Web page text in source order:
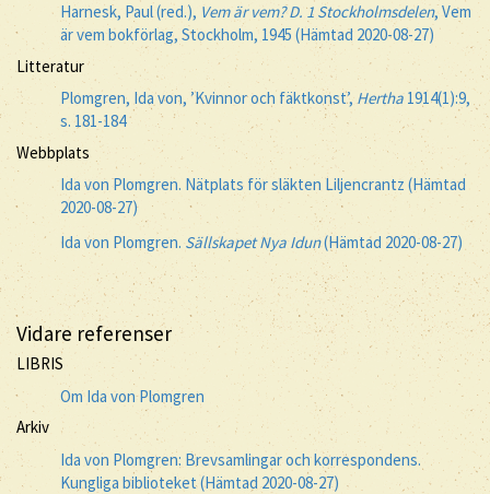
Harnesk, Paul (red.), Vem är vem? D. 1 Stockholmsdelen, Vem
är vem bokförlag, Stockholm, 1945 (Hämtad 2020-08-27)
Litteratur
Plomgren, Ida von, ’Kvinnor och fäktkonst’,Hertha 1914(1):9,
s. 181-184
Webbplats
Ida von Plomgren. Nätplats för släkten Liljencrantz (Hämtad
2020-08-27)
Ida von Plomgren. Sällskapet Nya Idun(Hämtad 2020-08-27)
Vidare referenser
LIBRIS
Om Ida von Plomgren
Arkiv
Ida von Plomgren: Brevsamlingar och korrespondens.
Kungliga biblioteket (Hämtad 2020-08-27)